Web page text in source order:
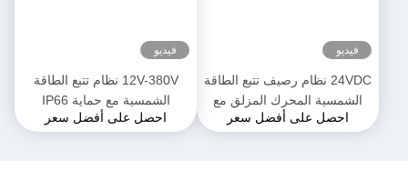
فيديو
24VDC نظام رصيف تتبع الطاقة
الشمسية المحرك المزلق مع
محور واحد / محور مزدوج
احصل على أفضل سعر
فيديو
12V-380V نظام تتبع الطاقة
الشمسية مع حماية IP66
احصل على أفضل سعر